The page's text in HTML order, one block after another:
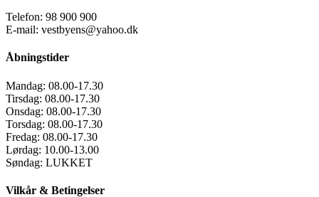
Telefon: 98 900 900
E-mail: vestbyens@yahoo.dk
Åbningstider
Mandag: 08.00-17.30
Tirsdag: 08.00-17.30
Onsdag: 08.00-17.30
Torsdag: 08.00-17.30
Fredag: 08.00-17.30
Lørdag: 10.00-13.00
Søndag: LUKKET
Vilkår & Betingelser